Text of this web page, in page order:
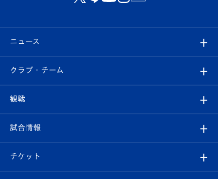
ニュース
すべて
クラブ
試合情報
クラブ・チーム
クラブ概要
エンブレム紹介
観戦
観戦ルール
はじめての観戦ガイド
試合情報
試合日程/結果
チケット